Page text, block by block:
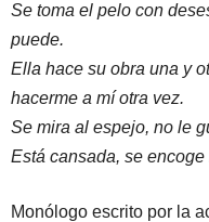
Se toma el pelo con
puede.
Ella hace su obra una y
hacerme a mí otra vez.
Se mira al espejo, no le
Está cansada, se
Monólogo escrito por la